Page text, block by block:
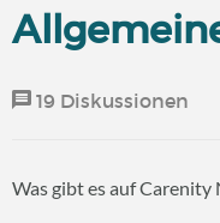
19 Diskussionen
Was gibt es auf Carenity